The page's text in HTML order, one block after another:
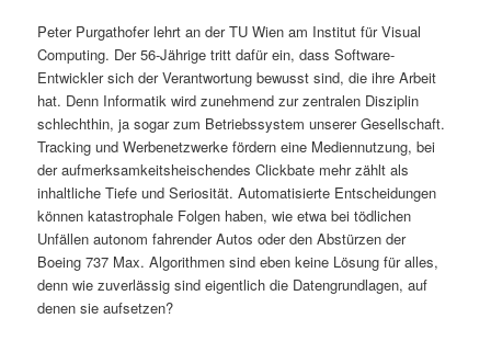
r
i
n
g
e
n
s
p
r
i
n
g
e
Peter Purgathofer lehrt an der TU Wien am Institut für Visual
Computing. Der 56-Jährige tritt dafür ein, dass Software-
Entwickler sich der Verantwortung bewusst sind, die ihre Arbeit
hat. Denn Informatik wird zunehmend zur zentralen Disziplin
schlechthin, ja sogar zum Betriebssystem unserer Gesellschaft.
Tracking und Werbenetzwerke fördern eine Mediennutzung, bei
der aufmerksamkeitsheischendes Clickbate mehr zählt als
inhaltliche Tiefe und Seriosität. Automatisierte Entscheidungen
können katastrophale Folgen haben, wie etwa bei tödlichen
Unfällen autonom fahrender Autos oder den Abstürzen der
Boeing 737 Max. Algorithmen sind eben keine Lösung für alles,
denn wie zuverlässig sind eigentlich die Datengrundlagen, auf
denen sie aufsetzen?